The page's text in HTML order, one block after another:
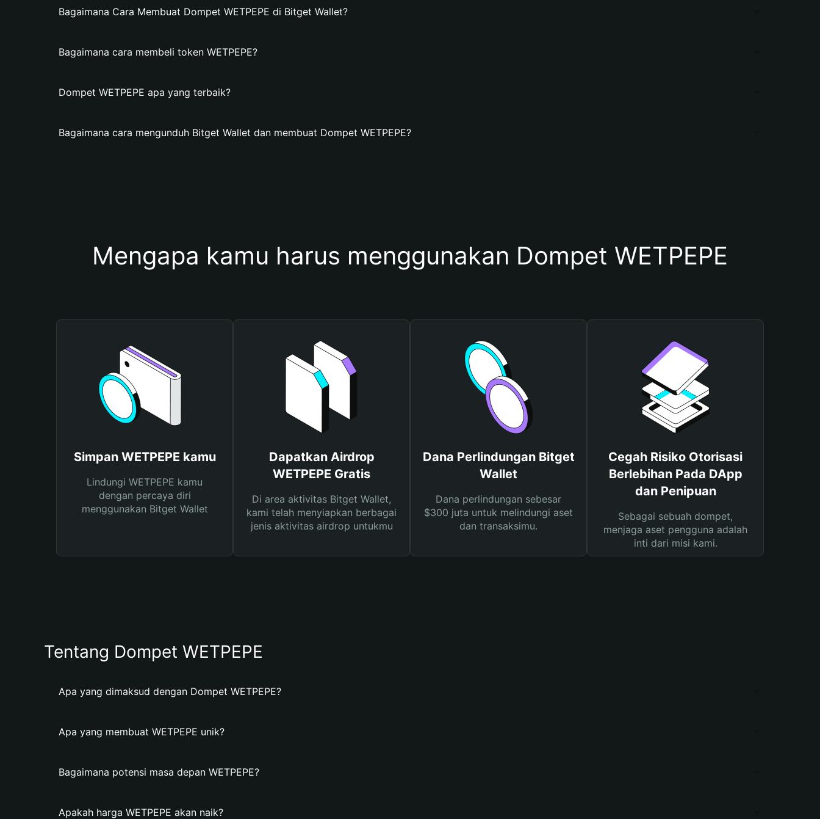
Bagaimana Cara Membuat Dompet WETPEPE di Bitget Wallet?
Bagaimana cara membeli token WETPEPE?
Dompet WETPEPE apa yang terbaik?
Bagaimana cara mengunduh Bitget Wallet dan membuat Dompet WETPEPE?
Mengapa kamu harus menggunakan Dompet WETPEPE
Simpan WETPEPE kamu
Lindungi WETPEPE kamu
dengan percaya diri
menggunakan Bitget Wallet
Dapatkan Airdrop
WETPEPE Gratis
Di area aktivitas Bitget Wallet,
kami telah menyiapkan berbagai
jenis aktivitas airdrop untukmu
Dana Perlindungan Bitget
Wallet
Dana perlindungan sebesar
$300 juta untuk melindungi aset
dan transaksimu.
Cegah Risiko Otorisasi
Berlebihan Pada DApp
dan Penipuan
Sebagai sebuah dompet,
menjaga aset pengguna adalah
inti dari misi kami.
Tentang Dompet WETPEPE
Apa yang dimaksud dengan Dompet WETPEPE?
Apa yang membuat WETPEPE unik?
Bagaimana potensi masa depan WETPEPE?
Apakah harga WETPEPE akan naik?